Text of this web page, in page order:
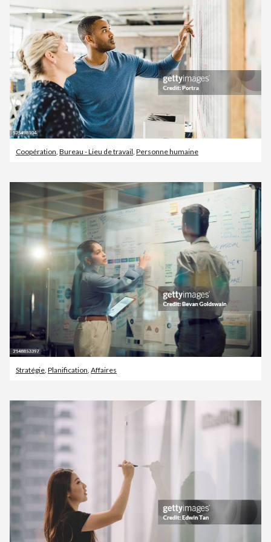
Coopération Bureau - Lieu de travail Personne humaine
Stratégie, Planification, Affaires